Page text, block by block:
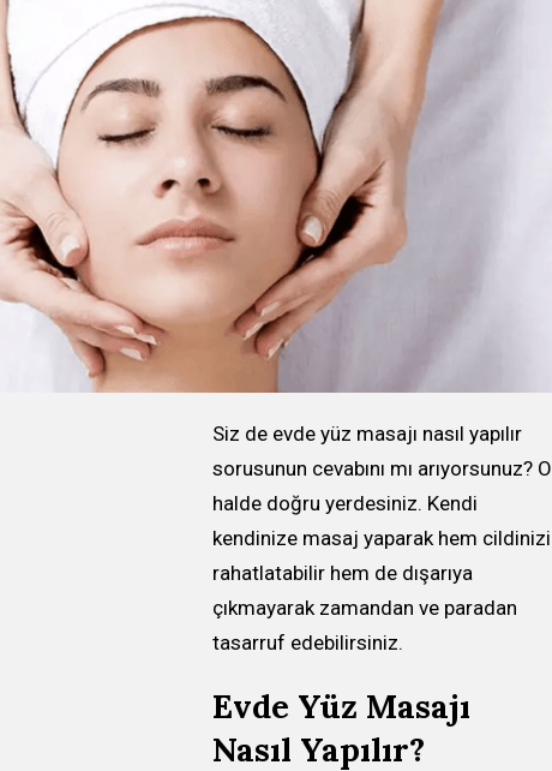
Siz de evde yüz masajı nasıl yapılır
sorusunun cevabını mı arıyorsunuz? O
halde doğru yerdesiniz. Kendi
kendinize masaj yaparak hem cildinizi
rahatlatabilir hem de dışarıya
çıkmayarak zamandan ve paradan
tasarruf edebilirsiniz.
Evde Yüz Masajı
Nasıl Yapılır?